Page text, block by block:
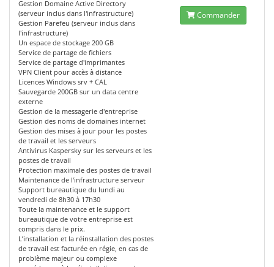
Gestion Domaine Active Directory
(serveur inclus dans l'infrastructure)
Gestion Parefeu (serveur inclus dans
l'infrastructure)
Un espace de stockage 200 GB
Service de partage de fichiers
Service de partage d'imprimantes
VPN Client pour accès à distance
Licences Windows srv + CAL
Sauvegarde 200GB sur un data centre
externe
Gestion de la messagerie d'entreprise
Gestion des noms de domaines internet
Gestion des mises à jour pour les postes
de travail et les serveurs
Antivirus Kaspersky sur les serveurs et les
postes de travail
Protection maximale des postes de travail
Maintenance de l'infrastructure serveur
Support bureautique du lundi au
vendredi de 8h30 à 17h30
Toute la maintenance et le support
bureautique de votre entreprise est
compris dans le prix.
L’installation et la réinstallation des postes
de travail est facturée en régie, en cas de
problème majeur ou complexe
Commander